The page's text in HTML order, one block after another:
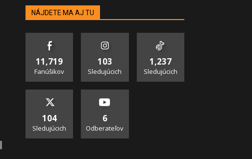
NÁJDETE MA AJ TU
11,719
Fanúšikov
103
Sledujúcich
1,237
Sledujúcich
104
Sledujúcich
6
Odberateľov